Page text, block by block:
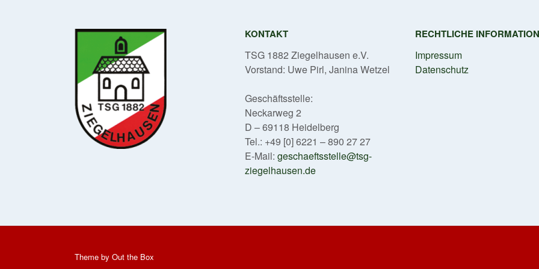
KONTAKT
TSG 1882 Ziegelhausen e.V.
Vorstand: Uwe Pirl, Janina Wetzel
Geschäftsstelle:
Neckarweg 2
D – 69118 Heidelberg
Tel.: +49 [0] 6221 – 890 27 27
E-Mail:geschaeftsstelle@tsg-
ziegelhausen.de
RECHTLICHE
Impressum
Datenschutz
Theme by Out the Box